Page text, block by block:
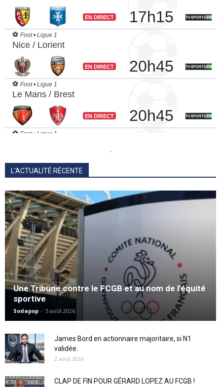
.
L'ACTUALITÉ RÉCENTE
Une Tribune contre le FCGB et au nom de l’équité
sportive
Sodapop - 5 août 2026
James Bord en actionnaire majoritaire, si N1
validée.
2 août 2026
CLAP DE FIN POUR GÉRARD LOPEZ AU FCGB !